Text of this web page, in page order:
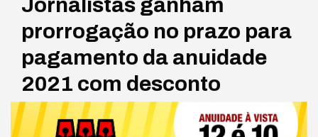
Jornalistas ganham
prorrogação no prazo para
pagamento da anuidade
2021 com desconto